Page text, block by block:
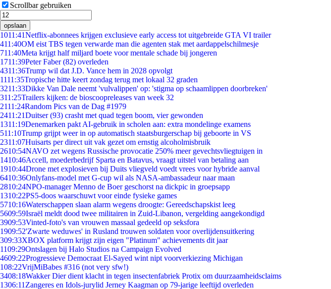
Scrollbar gebruiken
opslaan
1011:41Netflix-abonnees krijgen exclusieve early access tot uitgebreide GTA VI trailer
411:40OM eist TBS tegen verwarde man die agenten stak met aardappelschilmesje
711:40Meta krijgt half miljard boete voor mentale schade bij jongeren
1711:39Peter Faber (82) overleden
4311:36Trump wil dat J.D. Vance hem in 2028 opvolgt
1111:35Tropische hitte keert zondag terug met lokaal 32 graden
3211:33Dikke Van Dale neemt 'vulvalippen' op: 'stigma op schaamlippen doorbreken'
311:25Trailers kijken: de bioscoopreleases van week 32
2111:24Random Pics van de Dag #1979
2411:21Duitser (93) crasht met quad tegen boom, vier gewonden
1311:19Denemarken pakt AI-gebruik in scholen aan: extra mondelinge examens
511:10Trump grijpt weer in op automatisch staatsburgerschap bij geboorte in VS
2311:07Huisarts per direct uit vak gezet om ernstig alcoholmisbruik
2610:54NAVO zet wegens Russische provocatie 250% meer gevechtsvliegtuigen in
1410:46Accell, moederbedrijf Sparta en Batavus, vraagt uitstel van betaling aan
1910:44Drone met explosieven bij Duits vliegveld voedt vrees voor hybride aanval
6410:36Onlyfans-model met G-cup wil als NASA-ambassadeur naar maan
2810:24NPO-manager Menno de Boer geschorst na dickpic in groepsapp
1310:22PS5-doos waarschuwt voor einde fysieke games
5710:16Waterschappen slaan alarm wegens droogte: Gereedschapskist leeg
5609:59Israël meldt dood twee militairen in Zuid-Libanon, vergelding aangekondigd
3909:53Vinted-foto's van vrouwen massaal gedeeld op seksfora
1909:52'Zwarte weduwes' in Rusland trouwen soldaten voor overlijdensuitkering
309:33XBOX platform krijgt zijn eigen "Platinum" achievements dit jaar
1109:29Ontslagen bij Halo Studios na Campaign Evolved
4609:22Progressieve Democraat El-Sayed wint nipt voorverkiezing Michigan
108:22VrijMiBabes #316 (not very sfw!)
3408:18Wakker Dier dient klacht in tegen insectenfabriek Protix om duurzaamheidsclaims
1306:11 Zangeres en Idols-jurylid Jerney Kaagman op 79-jarige leeftijd overleden